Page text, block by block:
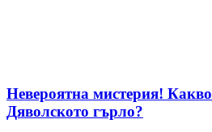
Невероятна мистерия!
Дяволското гърло?